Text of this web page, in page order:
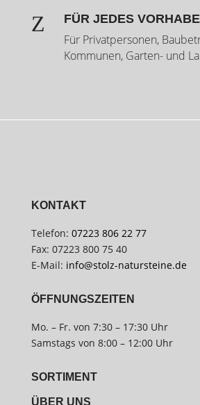
Z FÜR JEDES
Für Privatpersonen,
Kommunen, Garten- und
KONTAKT
Telefon: 07223 806 22 77
Fax: 07223 800 75 40
E-Mail: info@stolz-natursteine.de
ÖFFNUNGSZEITEN
Mo. – Fr. von 7:30 – 17:30 Uhr
Samstags von 8:00 – 12:00 Uhr
SORTIMENT
ÜBER UNS